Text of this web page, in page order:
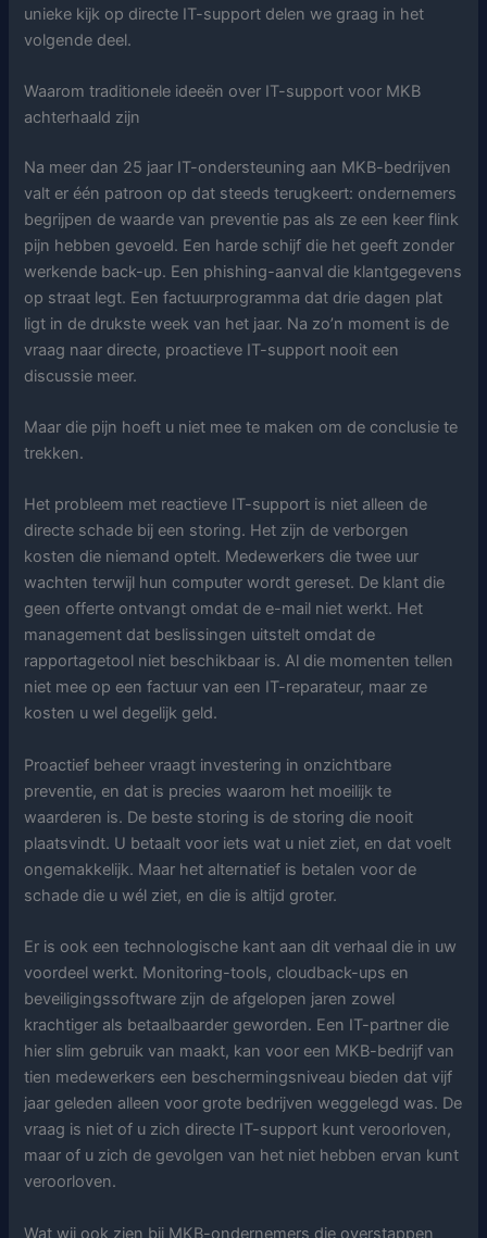
unieke kijk op directe IT-support delen we graag in het
volgende deel.
Waarom traditionele ideeën over IT-support voor MKB
achterhaald zijn
Na meer dan 25 jaar IT-ondersteuning aan MKB-bedrijven
valt er één patroon op dat steeds terugkeert: ondernemers
begrijpen de waarde van preventie pas als ze een keer flink
pijn hebben gevoeld. Een harde schijf die het geeft zonder
werkende back-up. Een phishing-aanval die klantgegevens
op straat legt. Een factuurprogramma dat drie dagen plat
ligt in de drukste week van het jaar. Na zo’n moment is de
vraag naar directe, proactieve IT-support nooit een
discussie meer.
Maar die pijn hoeft u niet mee te maken om de conclusie te
trekken.
Het probleem met reactieve IT-support is niet alleen de
directe schade bij een storing. Het zijn de verborgen
kosten die niemand optelt. Medewerkers die twee uur
wachten terwijl hun computer wordt gereset. De klant die
geen offerte ontvangt omdat de e-mail niet werkt. Het
management dat beslissingen uitstelt omdat de
rapportagetool niet beschikbaar is. Al die momenten tellen
niet mee op een factuur van een IT-reparateur, maar ze
kosten u wel degelijk geld.
Proactief beheer vraagt investering in onzichtbare
preventie, en dat is precies waarom het moeilijk te
waarderen is. De beste storing is de storing die nooit
plaatsvindt. U betaalt voor iets wat u niet ziet, en dat voelt
ongemakkelijk. Maar het alternatief is betalen voor de
schade die u wél ziet, en die is altijd groter.
Er is ook een technologische kant aan dit verhaal die in uw
voordeel werkt. Monitoring-tools, cloudback-ups en
beveiligingssoftware zijn de afgelopen jaren zowel
krachtiger als betaalbaarder geworden. Een IT-partner die
hier slim gebruik van maakt, kan voor een MKB-bedrijf van
tien medewerkers een beschermingsniveau bieden dat vijf
jaar geleden alleen voor grote bedrijven weggelegd was. De
vraag is niet of u zich directe IT-support kunt veroorloven,
maar of u zich de gevolgen van het niet hebben ervan kunt
veroorloven.
Wat wij ook zien bij MKB-ondernemers die overstappen